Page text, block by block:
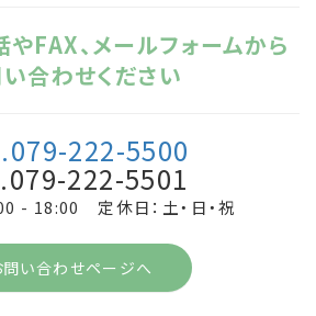
FAX、メールフォームから
合わせください
222-5500
222-5501
- 18:00 定休日：土・日・祝
問い合わせページへ